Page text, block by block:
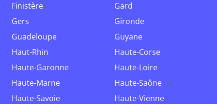
Finistère
Gard
Gers
Gironde
Guadeloupe
Guyane
Haut-Rhin
Haute-Corse
Haute-Garonne
Haute-Loire
Haute-Marne
Haute-Saône
Haute-Savoie
Haute-Vienne